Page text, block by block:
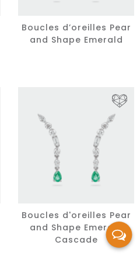
Boucles d’oreilles Pear
and Shape Emerald
Boucles d'oreilles Pear
and Shape Emerald
Cascade